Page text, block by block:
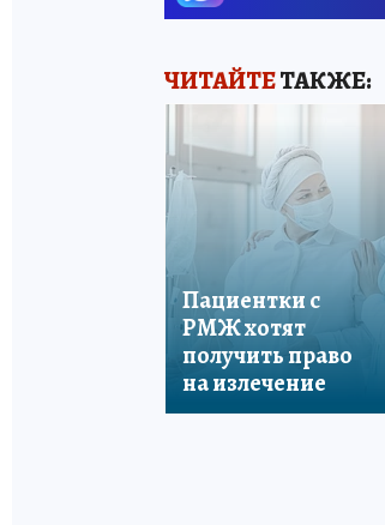
ЧИТАЙТЕТАКЖЕ:
Пациентки с
РМЖ хотят
получить право
на излечение